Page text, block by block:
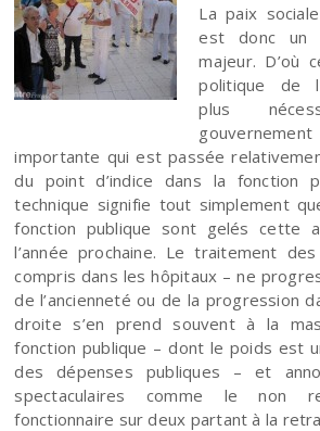
La paix
est donc un
majeur. D’où
politique de
plus
importante qui est passée
du point d’indice dans la fonction
technique signifie tout simplement
fonction publique sont gelés cette
l’année prochaine. Le traitement
compris dans les hôpitaux – ne
de l’ancienneté ou de la progression
droite s’en prend souvent à la
fonction publique – dont le poids est
des dépenses publiques – et
spectaculaires comme le non
fonctionnaire sur deux partant à la